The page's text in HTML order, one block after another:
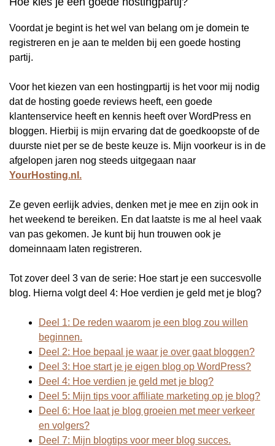
Voordat je begint is het wel van belang om je domein te
registreren en je aan te melden bij een goede hosting
partij.
Voor het kiezen van een hostingpartij is het voor mij nodig
dat de hosting goede reviews heeft, een goede
klantenservice heeft en kennis heeft over WordPress en
bloggen. Hierbij is mijn ervaring dat de goedkoopste of de
duurste niet per se de beste keuze is. Mijn voorkeur is in de
afgelopen jaren nog steeds uitgegaan naar
YourHosting.nl.
Ze geven eerlijk advies, denken met je mee en zijn ook in
het weekend te bereiken. En dat laatste is me al heel vaak
van pas gekomen. Je kunt bij hun trouwen ook je
domeinnaam laten registreren.
Tot zover deel 3 van de serie: Hoe start je een succesvolle
blog. Hierna volgt deel 4: Hoe verdien je geld met je blog?
Deel 1: De reden waarom je een blog zou willen
beginnen.
Deel 2: Hoe bepaal je waar je over gaat bloggen?
Deel 3: Hoe start je je eigen blog op WordPress?
Deel 4: Hoe verdien je geld met je blog?
Deel 5: Mijn tips voor affiliate marketing op je blog?
Deel 6: Hoe laat je blog groeien met meer verkeer
en volgers?
Deel 7: Mijn blogtips voor meer blog succes.